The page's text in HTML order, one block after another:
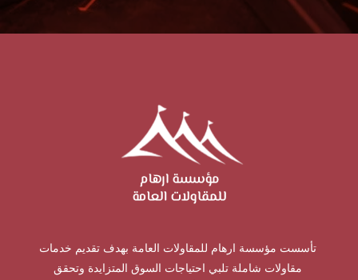
تأسست مؤسسة ارهام للمقاولات العامة بهدف تقديم خدمات
مقاولات شاملة تلبي احتياجات السوق المتزايدة وتحقق